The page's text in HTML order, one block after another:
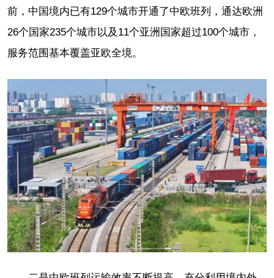
前，中国境内已有129个城市开通了中欧班列，通达欧洲
26个国家235个城市以及11个亚洲国家超过100个城市，
服务范围基本覆盖亚欧全境。